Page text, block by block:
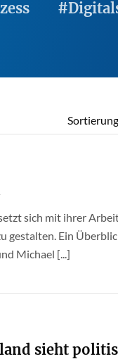
sich mit ihrer
gestalten. Ein
Michael [...]
sieht